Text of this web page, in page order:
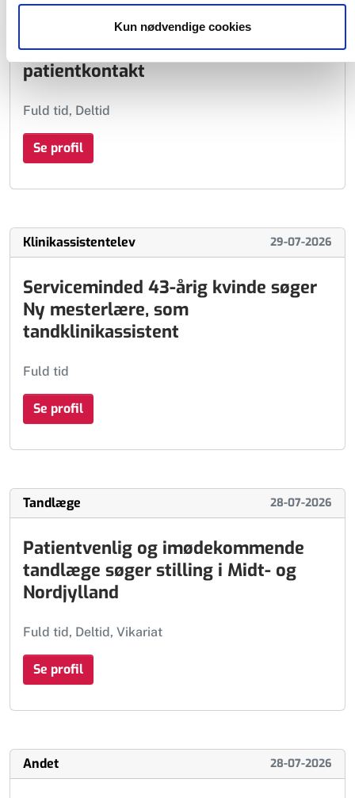
Kun nødvendige cookies
Tandplejer - ambitiøs og omhyggelig
teamplayer med flair for personlig
patientkontakt
Fuld tid, Deltid
Se profil
Klinikassistentelev 29-07-2026
Serviceminded 43-årig kvinde søger
Ny mesterlære, som
tandklinikassistent
Fuld tid
Se profil
Tandlæge 28-07-2026
Patientvenlig og imødekommende
tandlæge søger stilling i Midt- og
Nordjylland
Fuld tid, Deltid, Vikariat
Se profil
Andet 28-07-2026